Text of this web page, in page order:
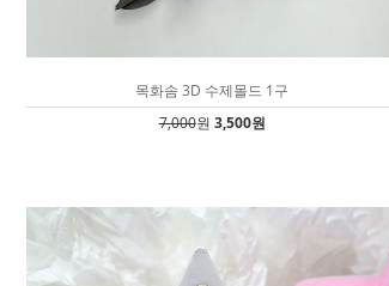
목화솜 3D 수제몰드 1구
7,000원 3,500원